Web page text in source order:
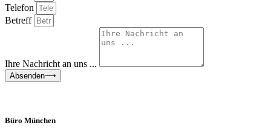
Telefon
Betreff
Ihre Nachricht an uns ...
Absenden⟶
Büro München